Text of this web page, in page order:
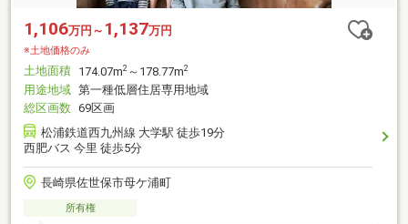
1,106万円～ 1,137万円
※土地価格のみ
土地面積 174.07m2 ～178.77m2
用途地域 第一種低層住居専用地域
総区画数 69区画
松浦鉄道西九州線 大学駅 徒歩19分
西肥バス 今里 徒歩5分
長崎県佐世保市母ケ浦町
所有権